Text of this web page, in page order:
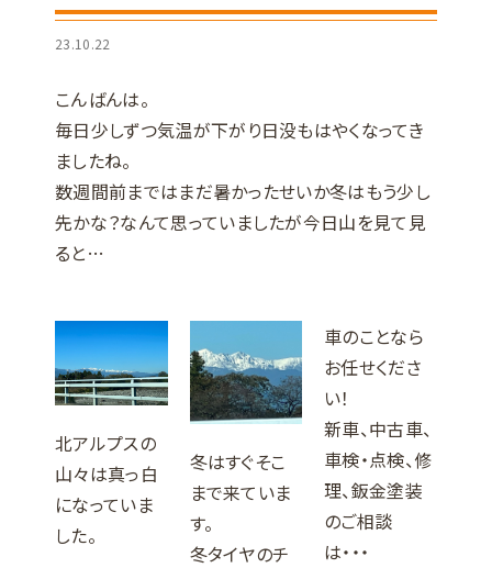
23.10.22
こんばんは。
毎日少しずつ気温が下がり日没もはやくなってき
ましたね。
数週間前まではまだ暑かったせいか冬はもう少し
先かな？なんて思っていましたが今日山を見て見
ると…
北アルプスの
山々は真っ白
になっていま
した。
冬はすぐそこ
まで来ていま
す。
冬タイヤのチ
車のことなら
お任せくださ
い！
新車、中古車、
車検・点検、修
理、鈑金塗装
のご相談
は・・・